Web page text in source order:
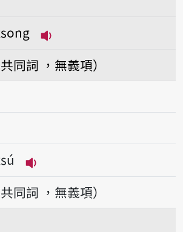
共同詞 ，無義項）
播放音讀tsing-tsú
共同詞 ，無義項）